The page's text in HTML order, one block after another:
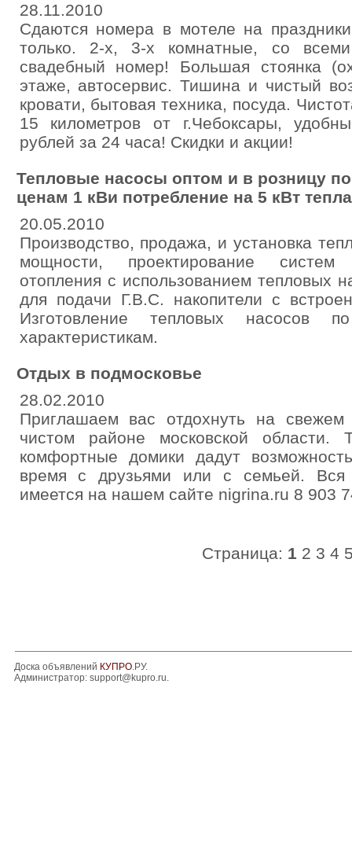
28.11.2010
Сдаются номера в мотеле на
только. 2-х, 3-х комнатные, со
свадебный номер! Большая стоянка
этаже, автосервис. Тишина и чистый
кровати, бытовая техника, посуда.
15 километров от г.Чебоксары,
рублей за 24 часа! Скидки и акции!
Тепловые насосы оптом и в розницу
ценам 1 кВи потребление на 5 кВт
20.05.2010
Производство, продажа, и установка
мощности, проектирование систем
отопления с использованием тепловых
для подачи Г.В.С. накопители с
Изготовление тепловых насосов
характеристикам.
Отдых в подмосковье
28.02.2010
Приглашаем вас отдохнуть на свежем
чистом районе московской области.
комфортные домики дадут
время с друзьями или с семьей. Вся
имеется на нашем сайте nigrina.ru 8 903
Страница: 1 2 3 4
Доска объявлений КУПРО.РУ.
Администратор: support@kupro.ru.